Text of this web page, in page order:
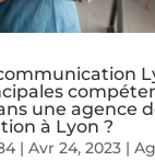
une agence
à Lyon ?
| Avr 24, 2023|